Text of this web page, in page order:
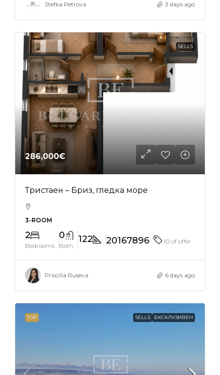
Stefka Petrova 3 days ago
SELLS
286,000€
Тристаен – Бриз, гледка море
3-ROOM
2
Bedrooms
0
Bath
122 20167896 ID of offer
Priscilla Ruseva 6 days ago
TOP SELLS ЕКСКЛУЗИВЕН